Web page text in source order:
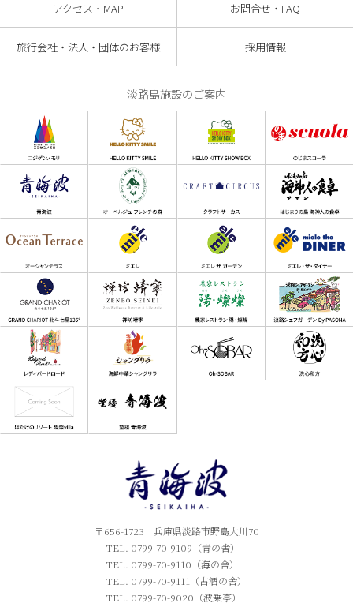
アクセス・MAP お問合せ・FAQ
旅行会社・法人・団体のお客様 採用情報
淡路島施設のご案内
〒656-1723 兵庫県淡路市野島大川70
TEL. 0799-70-9109（青の舎）
TEL. 0799-70-9110（海の舎）
TEL. 0799-70-9111（古酒の舎）
TEL. 0799-70-9020（波乗亭）